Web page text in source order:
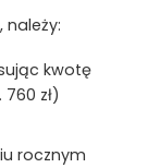
należy:
kwotę
zł)
rocznym